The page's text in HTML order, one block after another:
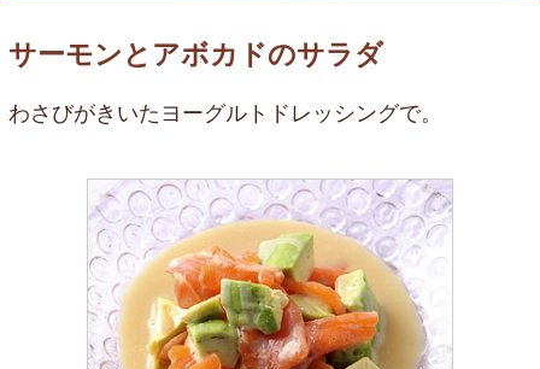
サーモンとアボカドのサラダ
わさびがきいたヨーグルトドレッシングで。